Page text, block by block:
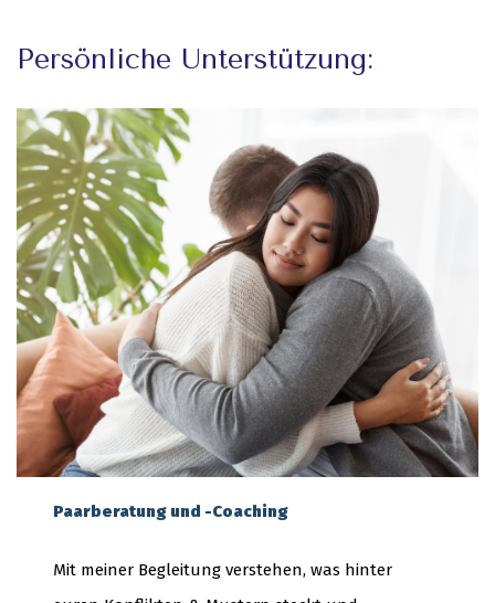
Persönliche Unterstützung:
Paarberatung und -Coaching
Mit meiner Begleitung verstehen, was hinter